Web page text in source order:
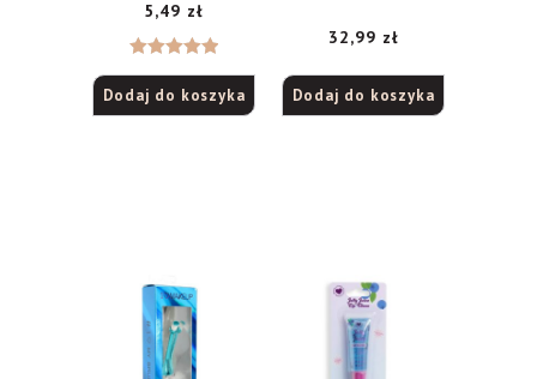
5.00na 5
5,49 zł
Dodaj do koszyka
32,99 zł
Dodaj do koszyka